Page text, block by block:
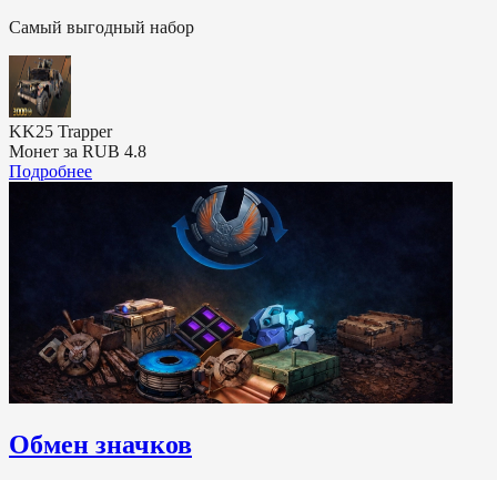
Самый выгодный набор
KK25 Trapper
Монет за RUB 4.8
Подробнее
Обмен значков